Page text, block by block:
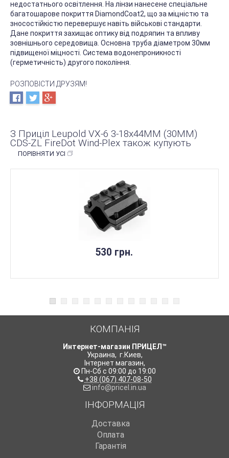
недостатнього освітлення. На лінзи нанесене спеціальне
багатошарове покриття DiamondCoat2, що за міцністю та
зносостійкістю перевершує навіть військові стандарти.
Дане покриття захищає оптику від подряпин та впливу
зовнішнього середовища. Основна труба діаметром 30мм
підвищеної міцності. Система водонепроникності
(герметичність) другого покоління.
РОЗПОВІСТИ ДРУЗЯМ!
З Приціл Leupold VX-6 3-18x44MM (30MM)
CDS-ZL FireDot Wind-Plex також купують
ПОРІВНЯТИ УСІ
530 грн.
КОМПАНІЯ
Интернет-магазин ПРИЦЕЛ™
Украина, г.Киев,
Інтернет магазин,
Пн-Сб с 09:00 до 19:00
+38 (067) 407-08-50
info@pricel.in.ua
ІНФОРМАЦІЯ
Доставка
Оплата
Гарантія